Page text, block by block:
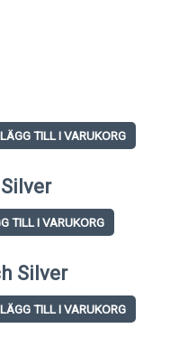
LÄGG TILL I VARUKORG
TILL I VARUKORG
Silver
LÄGG TILL I VARUKORG